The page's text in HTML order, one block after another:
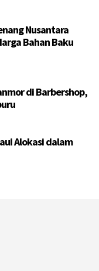
Nusantara
Bahan Baku
di Barbershop,
Alokasi dalam